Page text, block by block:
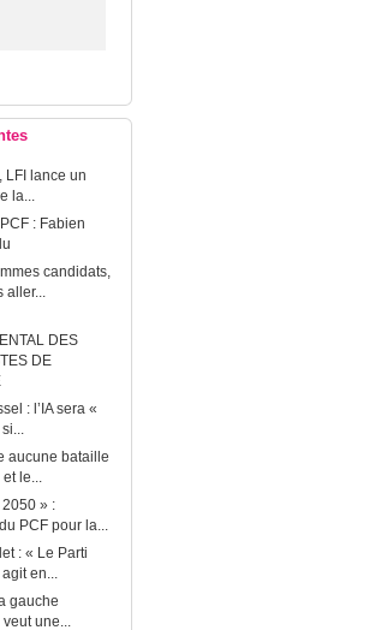
LFI lance un
la...
: Fabien
candidats,
DES
DE
: l’IA sera «
aucune bataille
le...
» :
PCF pour la...
: « Le Parti
en...
gauche
une...